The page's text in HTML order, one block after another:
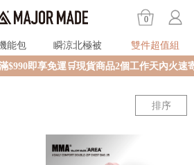
0
能包 瞬涼北極被
雙件超值組
即享免運🛒現貨商品2個工作天內火速寄
排序